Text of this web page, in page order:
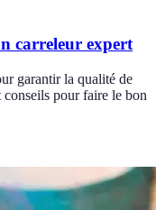
carreleur expert
garantir la qualité de
pour faire le bon